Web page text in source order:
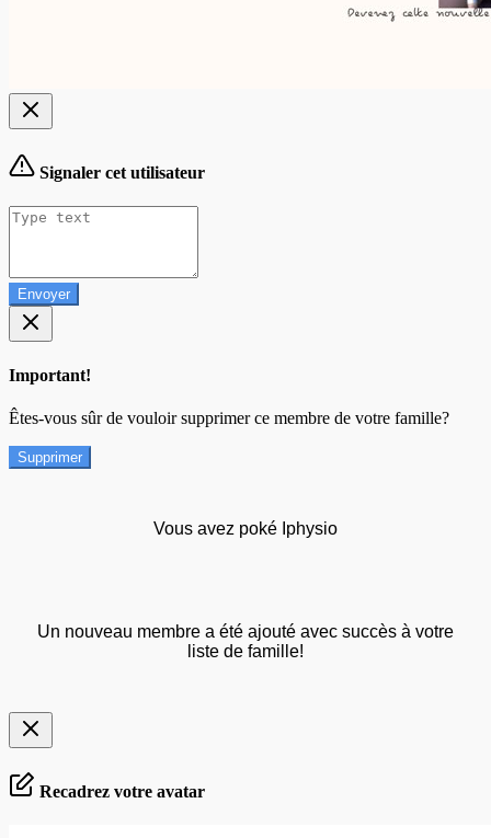
Signaler cet utilisateur
Envoyer
Important!
Êtes-vous sûr de vouloir supprimer ce membre de votre famille?
Supprimer
Vous avez poké Iphysio
Un nouveau membre a été ajouté avec succès à votre
liste de famille!
Recadrez votre avatar